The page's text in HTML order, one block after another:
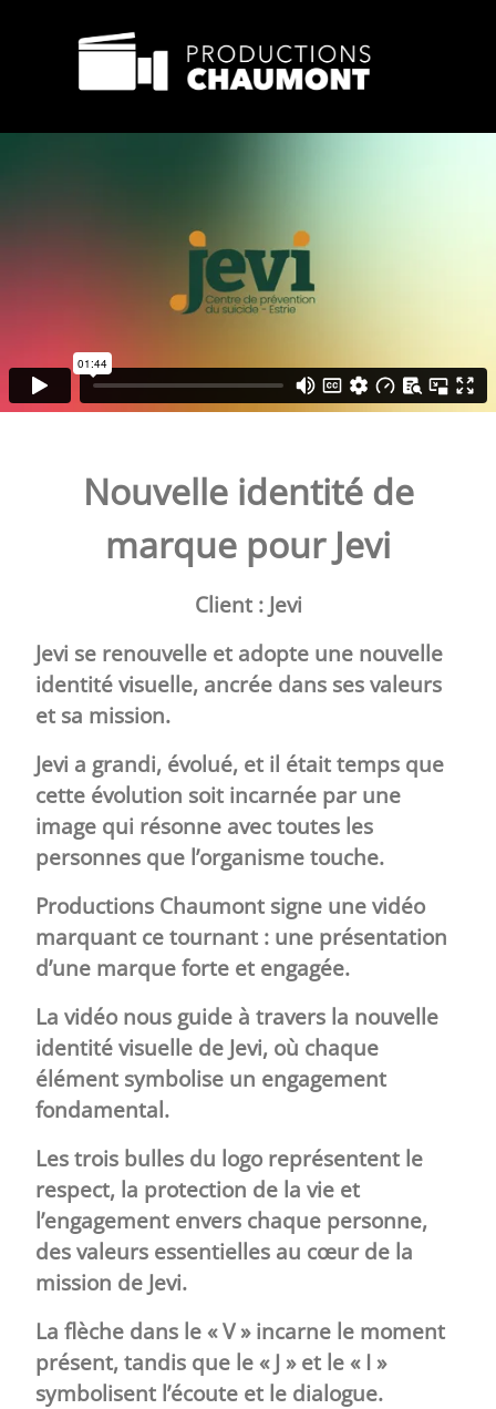
Nouvelle identité de
marque pour Jevi
Client : Jevi
Jevi se renouvelle et adopte une nouvelle
identité visuelle, ancrée dans ses valeurs
et sa mission.
Jevi a grandi, évolué, et il était temps que
cette évolution soit incarnée par une
image qui résonne avec toutes les
personnes que l’organisme touche.
Productions Chaumont signe une vidéo
marquant ce tournant : une présentation
d’une marque forte et engagée.
La vidéo nous guide à travers la nouvelle
identité visuelle de Jevi, où chaque
élément symbolise un engagement
fondamental.
Les trois bulles du logo représentent le
respect, la protection de la vie et
l’engagement envers chaque personne,
des valeurs essentielles au cœur de la
mission de Jevi.
La flèche dans le « V » incarne le moment
présent, tandis que le « J » et le « I »
symbolisent l’écoute et le dialogue.